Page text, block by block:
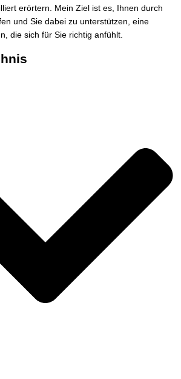
erörtern. Mein Ziel ist es, Ihnen durch
und Sie dabei zu unterstützen, eine
die sich für Sie richtig anfühlt.